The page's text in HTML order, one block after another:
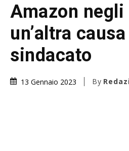
Amazon negli
un’altra
sindacato
13 Gennaio 2023 By